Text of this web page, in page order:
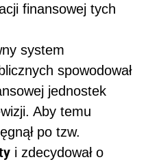
finansowej tych
system
spowodował
jednostek
Aby temu
po tzw.
i zdecydował o